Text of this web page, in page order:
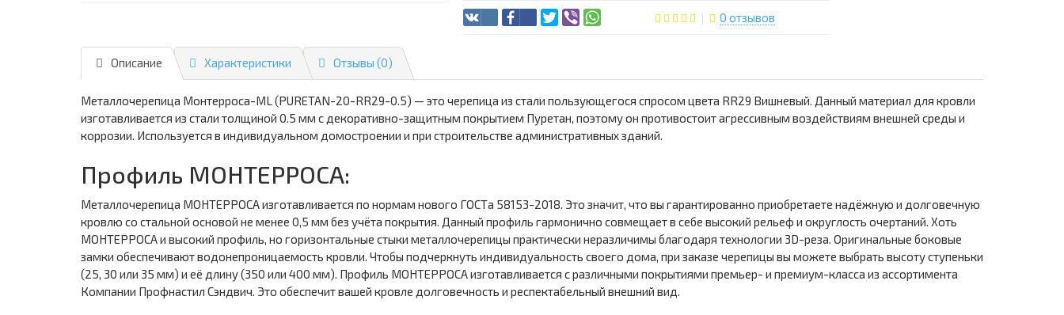
0 отзывов
Описание Характеристики Отзывы (0)
Металлочерепица Монтерроса-ML (PURETAN-20-RR29-0.5) — это черепица из стали пользующегося спросом цвета RR29 Вишневый. Данный материал для кровли
изготавливается из стали толщиной 0.5 мм с декоративно-защитным покрытием Пуретан, поэтому он противостоит агрессивным воздействиям внешней среды и
коррозии. Используется в индивидуальном домостроении и при строительстве административных зданий.
Профиль МОНТЕРРОСА:
Металлочерепица МОНТЕРРОСА изготавливается по нормам нового ГОСТа 58153-2018. Это значит, что вы гарантированно приобретаете надёжную и долговечную
кровлю со стальной основой не менее 0,5 мм без учёта покрытия. Данный профиль гармонично совмещает в себе высокий рельеф и округлость очертаний. Хоть
МОНТЕРРОСА и высокий профиль, но горизонтальные стыки металлочерепицы практически неразличимы благодаря технологии 3D-реза. Оригинальные боковые
замки обеспечивают водонепроницаемость кровли. Чтобы подчеркнуть индивидуальность своего дома, при заказе черепицы вы можете выбрать высоту ступеньки
(25, 30 или 35 мм) и её длину (350 или 400 мм). Профиль МОНТЕРРОСА изготавливается с различными покрытиями премьер- и премиум-класса из ассортимента
Компании Профнастил Сэндвич. Это обеспечит вашей кровле долговечность и респектабельный внешний вид.